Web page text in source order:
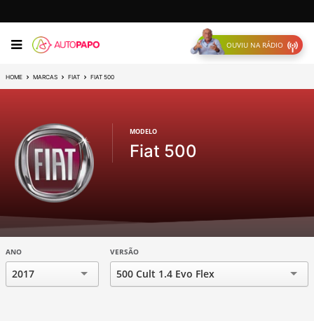
OUVIU NA RÁDIO
HOME MARCAS FIAT FIAT 500
MODELO
Fiat 500
ANO
2017
VERSÃO
500 Cult 1.4 Evo Flex